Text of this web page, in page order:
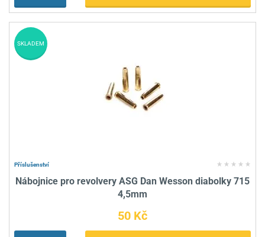
Příslušenství
Nábojnice pro revolvery ASG Dan Wesson diabolky 715
4,5mm
50 Kč
SKLADEM